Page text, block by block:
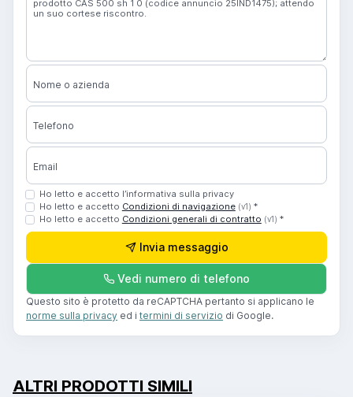
Nome o azienda
Telefono
Email
Ho letto e accetto l’informativa sulla privacy
Ho letto e accetto Condizioni di navigazione (v1) *
Ho letto e accetto Condizioni generali di contratto (v1) *
Invia messaggio
Vedi numero di telefono
Questo sito è protetto da reCAPTCHA pertanto si applicano le
norme sulla privacy ed i termini di servizio di Google.
ALTRI PRODOTTI SIMILI